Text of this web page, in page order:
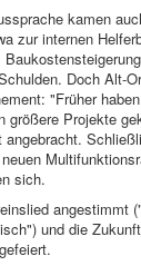
kamen
zur internen
Doch Alt-
"Früher
größere Projekte
sich.
angestimmt
und die